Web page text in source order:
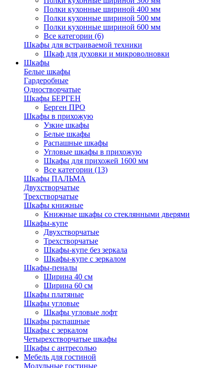
Полки кухонные шириной 400 мм
Полки кухонные шириной 500 мм
Полки кухонные шириной 600 мм
Все категории (6)
Шкафы для встраиваемой техники
Шкаф для духовки и микроволновки
Шкафы
Белые шкафы
Гардеробные
Одностворчатые
Шкафы БЕРГЕН
Берген ПРО
Шкафы в прихожую
Узкие шкафы
Белые шкафы
Распашные шкафы
Угловые шкафы в прихожую
Шкафы для прихожей 1600 мм
Все категории (13)
Шкафы ПАЛЬМА
Двухстворчатые
Трехстворчатые
Шкафы книжные
Книжные шкафы со стеклянными дверями
Шкафы-купе
Двухстворчатые
Трехстворчатые
Шкафы-купе без зеркала
Шкафы-купе с зеркалом
Шкафы-пеналы
Ширина 40 см
Ширина 60 см
Шкафы платяные
Шкафы угловые
Шкафы угловые лофт
Шкафы распашные
Шкафы с зеркалом
Четырехстворчатые шкафы
Шкафы с антресолью
Мебель для гостиной
Модульные гостиные